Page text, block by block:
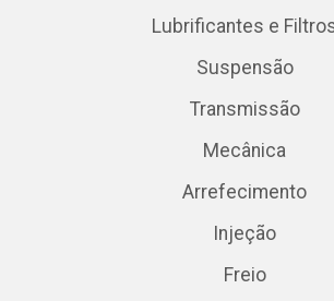
Lubrificantes e
Suspensão
Transmissão
Mecânica
Arrefecimento
Injeção
Freio